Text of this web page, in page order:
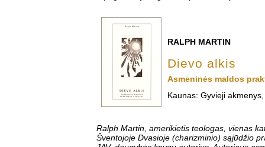
RALPH MARTIN
Dievo alkis
Asmeninės maldos
Kaunas: Gyvieji
Ralph Martin, amerikietis teologas, vienas
Šventojoje Dvasioje (charizminio) sąjūdžio